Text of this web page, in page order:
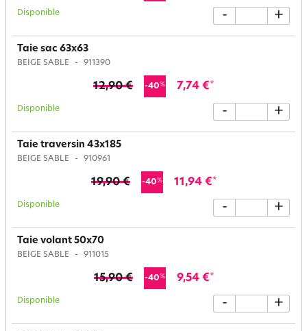
Disponible - +
Taie sac 63x63
BEIGE SABLE 911390
12,90 € -40% 7,74 €*
Disponible - +
Taie traversin 43x185
BEIGE SABLE 910961
19,90 € -40% 11,94 €*
Disponible - +
Taie volant 50x70
BEIGE SABLE 911015
15,90 € -40% 9,54 €*
Disponible - +